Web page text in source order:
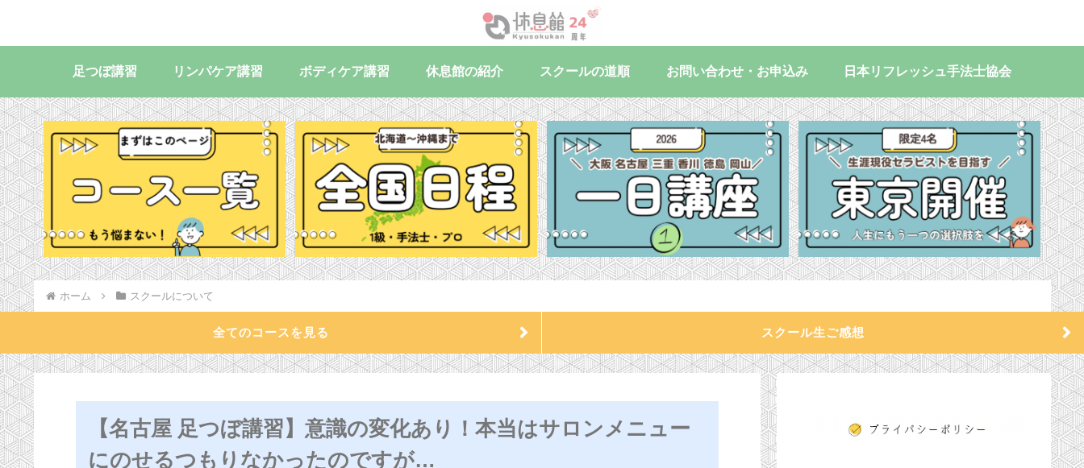
足つぼ講習 リンパケア講習 ボディケア講習 休息館の紹介 スクールの道順 お問い合わせ・お申込み 日本リフレッシュ手法士協会
ホーム スクールについて
全てのコースを見る スクール生ご感想
【名古屋 足つぼ講習】意識の変化あり！本当はサロンメニュー
にのせるつもりなかったのですが…